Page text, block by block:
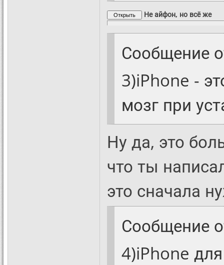
Не айфон, но всё же
Сообщение
3)iPhone -
мозг при
Ну да, это
что ты
это сначала
Сообщение
4)iPhone